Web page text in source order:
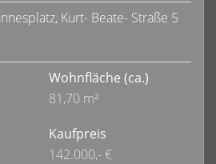
Kurt- Beate- Straße 5
Wohnfläche (ca.)
81,70 m²
Kaufpreis
142.000,- €